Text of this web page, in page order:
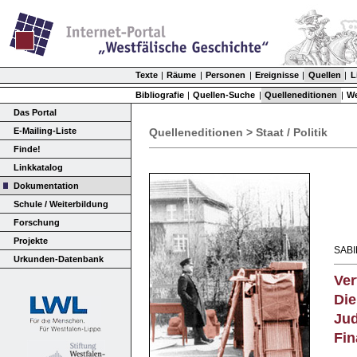
Texte | Räume | Personen | Ereignisse | Quellen |
Bibliografie | Quellen-Suche | Quelleneditionen |
Das Portal
E-Mailing-Liste
Finde!
Linkkatalog
Dokumentation
Schule / Weiterbildung
Forschung
Projekte
Urkunden-Datenbank
Quelleneditionen > Staat / Politik